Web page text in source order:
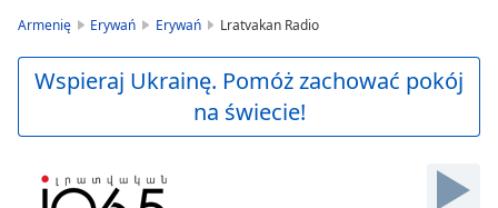
Play
Video
Skip
Skip
Forward
Armenię Erywań Erywań Lratvakan Radio
Wspieraj Ukrainę. Pomóż zachować pokój
na świecie!